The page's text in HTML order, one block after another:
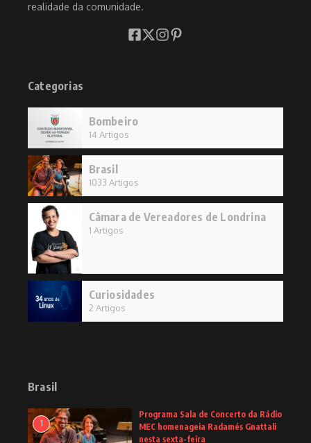
realidade da comunidade.
Categorias
Bombeiro
14 Artigos
Brasil
1033 Artigos
Câmara de Vereadores de Londrina
1 Artigos
Curiosidades
2 Artigos
Brasil
1
Programa Sala de Concerto da Rádio
MEC homenageia Radamés Gnattali
nesta sexta-feira